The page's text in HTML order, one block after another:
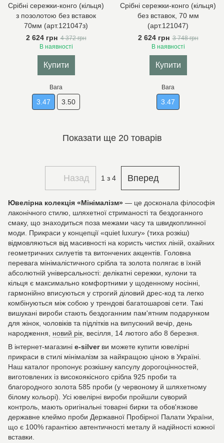
Срібні сережки-конго (кільця)
з позолотою без вставок
70мм (арт.121047з)
2 624 грн 4 372 грн
В наявності
Купити
Вага
3.47 3.50
Срібні сережки-конго (кільця)
без вставок, 70 мм
(арт.121047)
2 624 грн 3 748 грн
В наявності
Купити
Вага
3.47
Показати ще 20 товарів
Назад 1 з 4 Вперед
Ювелірна колекція «Мінімалізм» — це досконала філософія
лаконічного стилю, шляхетної стриманості та бездоганного
смаку, що знаходиться поза межами часу та швидкоплинної
моди. Прикраси у концепції «quiet luxury» (тиха розкіш)
відмовляються від масивності на користь чистих ліній, охайних
геометричних силуетів та витончених акцентів. Головна
перевага мінімалістичного срібла та золота полягає в їхній
абсолютній універсальності: делікатні сережки, кулони та
кільця є максимально комфортними у щоденному носінні,
гармонійно вписуються у строгий діловий дрес-код та легко
комбінуються між собою у трендові багатошарові сети. Такі
вишукані вироби стають бездоганним пам'ятним подарунком
для жінок, чоловіків та підлітків на випускний вечір, день
народження, новий рік , весілля, 14 лютого або 8 березня.
В інтернет-магазині e-silverви можете купити ювелірні
прикраси в стилі мінімалізм за найкращою ціною в Україні.
Наш каталог пропонує розкішну капсулу дорогоцінностей,
виготовлених із високоякісного срібла 925 проби та
благородного золота 585 проби (у червоному й шляхетному
білому кольорі). Усі ювелірні вироби пройшли суворий
контроль, мають оригінальні товарні бирки та обов'язкове
державне клеймо проби Державної Пробірної Палати України,
що є 100% гарантією автентичності металу й надійності кожної
вставки.